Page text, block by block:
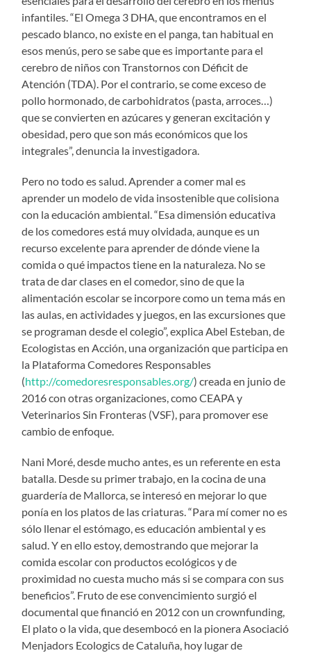
infantiles. “El Omega 3 DHA, que encontramos en el
pescado blanco, no existe en el panga, tan habitual en
esos menús, pero se sabe que es importante para el
cerebro de niños con Transtornos con Déficit de
Atención (TDA). Por el contrario, se come exceso de
pollo hormonado, de carbohidratos (pasta, arroces…)
que se convierten en azúcares y generan excitación y
obesidad, pero que son más económicos que los
integrales”, denuncia la investigadora.
Pero no todo es salud. Aprender a comer mal es
aprender un modelo de vida insostenible que colisiona
con la educación ambiental. “Esa dimensión educativa
de los comedores está muy olvidada, aunque es un
recurso excelente para aprender de dónde viene la
comida o qué impactos tiene en la naturaleza. No se
trata de dar clases en el comedor, sino de que la
alimentación escolar se incorpore como un tema más en
las aulas, en actividades y juegos, en las excursiones que
se programan desde el colegio”, explica Abel Esteban, de
Ecologistas en Acción, una organización que participa en
la Plataforma Comedores Responsables
(http://comedoresresponsables.org/) creada en junio de
2016 con otras organizaciones, como CEAPA y
Veterinarios Sin Fronteras (VSF), para promover ese
cambio de enfoque.
Nani Moré, desde mucho antes, es un referente en esta
batalla. Desde su primer trabajo, en la cocina de una
guardería de Mallorca, se interesó en mejorar lo que
ponía en los platos de las criaturas. “Para mí comer no es
sólo llenar el estómago, es educación ambiental y es
salud. Y en ello estoy, demostrando que mejorar la
comida escolar con productos ecológicos y de
proximidad no cuesta mucho más si se compara con sus
beneficios”. Fruto de ese convencimiento surgió el
documental que financió en 2012 con un crownfunding,
El plato o la vida, que desembocó en la pionera Asociació
Menjadors Ecologics de Cataluña, hoy lugar de